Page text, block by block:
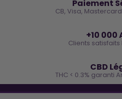
Paiement
CB, Visa,
+10 000
Clients
CBD
THC < 0.3% garanti